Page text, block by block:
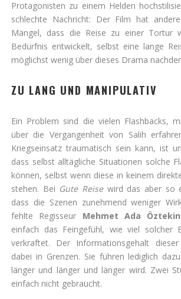
Protagonisten zu einem Helden
schlechte Nachricht: Der Film hat
Mängel, dass die Reise zu einer Tortur
Bedürfnis entwickelt, selbst eine lange
möglichst wenig über dieses Drama
ZU LANG UND MANIPULATIV
Ein Problem sind die vielen Flashbacks,
über die Vergangenheit von Salih
Kriegseinsatz traumatisch sein kann, ist
dass selbst alltägliche Situationen solche
können, selbst wenn diese in keinem
stehen. Bei Gute Reisewird das aber so
dass die Szenen zunehmend weniger
fehlte Regisseur Mehmet Ada Öztekin
einfach das Feingefühl, wie viel solcher
verkraftet. Der Informationsgehalt
dabei in Grenzen. Sie führen lediglich
länger und länger und länger wird. Zwei
einfach nicht gebraucht.